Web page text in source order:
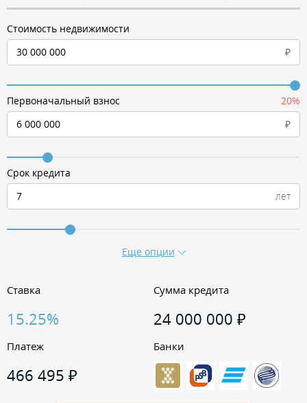
Стоимость недвижимости
30 000 000
Первоначальный взнос
20%
6 000 000
Срок кредита
Еще опции
Ставка
15.25%
Сумма кредита
24 000 000 ₽
Платеж
466 495 ₽
Банки